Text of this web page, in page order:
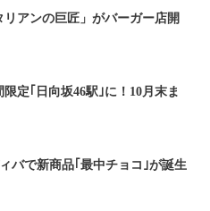
リアンの巨匠」がバーガー店開
限定｢日向坂46駅｣に！10月末ま
バで新商品｢最中チョコ｣が誕生